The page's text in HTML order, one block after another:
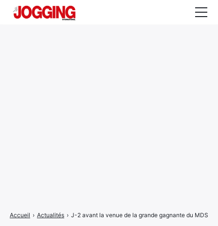
Accueil › Actualités › J-2 avant la venue de la grande gagnante du MDS